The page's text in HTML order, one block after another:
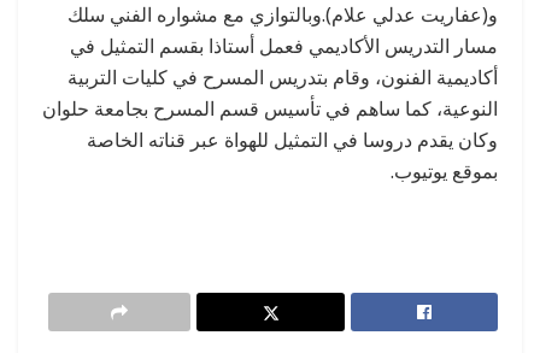
و(عفاريت عدلي علام).وبالتوازي مع مشواره الفني سلك
مسار التدريس الأكاديمي فعمل أستاذا بقسم التمثيل في
أكاديمية الفنون، وقام بتدريس المسرح في كليات التربية
النوعية، كما ساهم في تأسيس قسم المسرح بجامعة حلوان
وكان يقدم دروسا في التمثيل للهواة عبر قناته الخاصة
بموقع يوتيوب.